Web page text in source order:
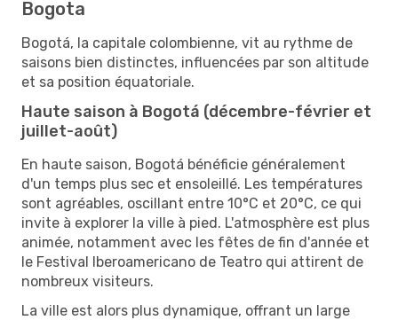
Bogota
Bogotá, la capitale colombienne, vit au rythme de
saisons bien distinctes, influencées par son altitude
et sa position équatoriale.
Haute saison à Bogotá (décembre-février et
juillet-août)
En haute saison, Bogotá bénéficie généralement
d'un temps plus sec et ensoleillé. Les températures
sont agréables, oscillant entre 10°C et 20°C, ce qui
invite à explorer la ville à pied. L'atmosphère est plus
animée, notamment avec les fêtes de fin d'année et
le Festival Iberoamericano de Teatro qui attirent de
nombreux visiteurs.
La ville est alors plus dynamique, offrant un large